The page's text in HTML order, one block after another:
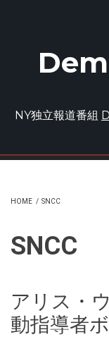
NY独立報道番組
HOME / SNCC
SNCC
アリス・
動指導者